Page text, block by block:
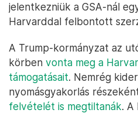
jelentkezniük a GSA-nál
Harvarddal felbontott
A Trump-kormányzat az
körben vonta meg a
támogatásait. Nemrég
nyomásgyakorlás
felvételét is megtiltanák. A